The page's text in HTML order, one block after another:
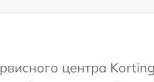
центра